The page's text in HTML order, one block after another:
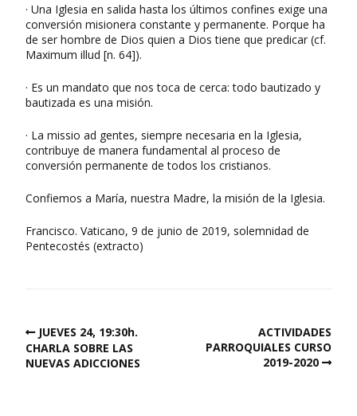
· Una Iglesia en salida hasta los últimos confines exige una
conversión misionera constante y permanente. Porque ha
de ser hombre de Dios quien a Dios tiene que predicar (cf.
Maximum illud [n. 64]).
· Es un mandato que nos toca de cerca: todo bautizado y
bautizada es una misión.
· La missio ad gentes, siempre necesaria en la Iglesia,
contribuye de manera fundamental al proceso de
conversión permanente de todos los cristianos.
Confiemos a María, nuestra Madre, la misión de la Iglesia.
Francisco. Vaticano, 9 de junio de 2019, solemnidad de
Pentecostés (extracto)
JUEVES 24, 19:30h.
CHARLA SOBRE LAS
NUEVAS ADICCIONES
ACTIVIDADES
PARROQUIALES CURSO
2019-2020